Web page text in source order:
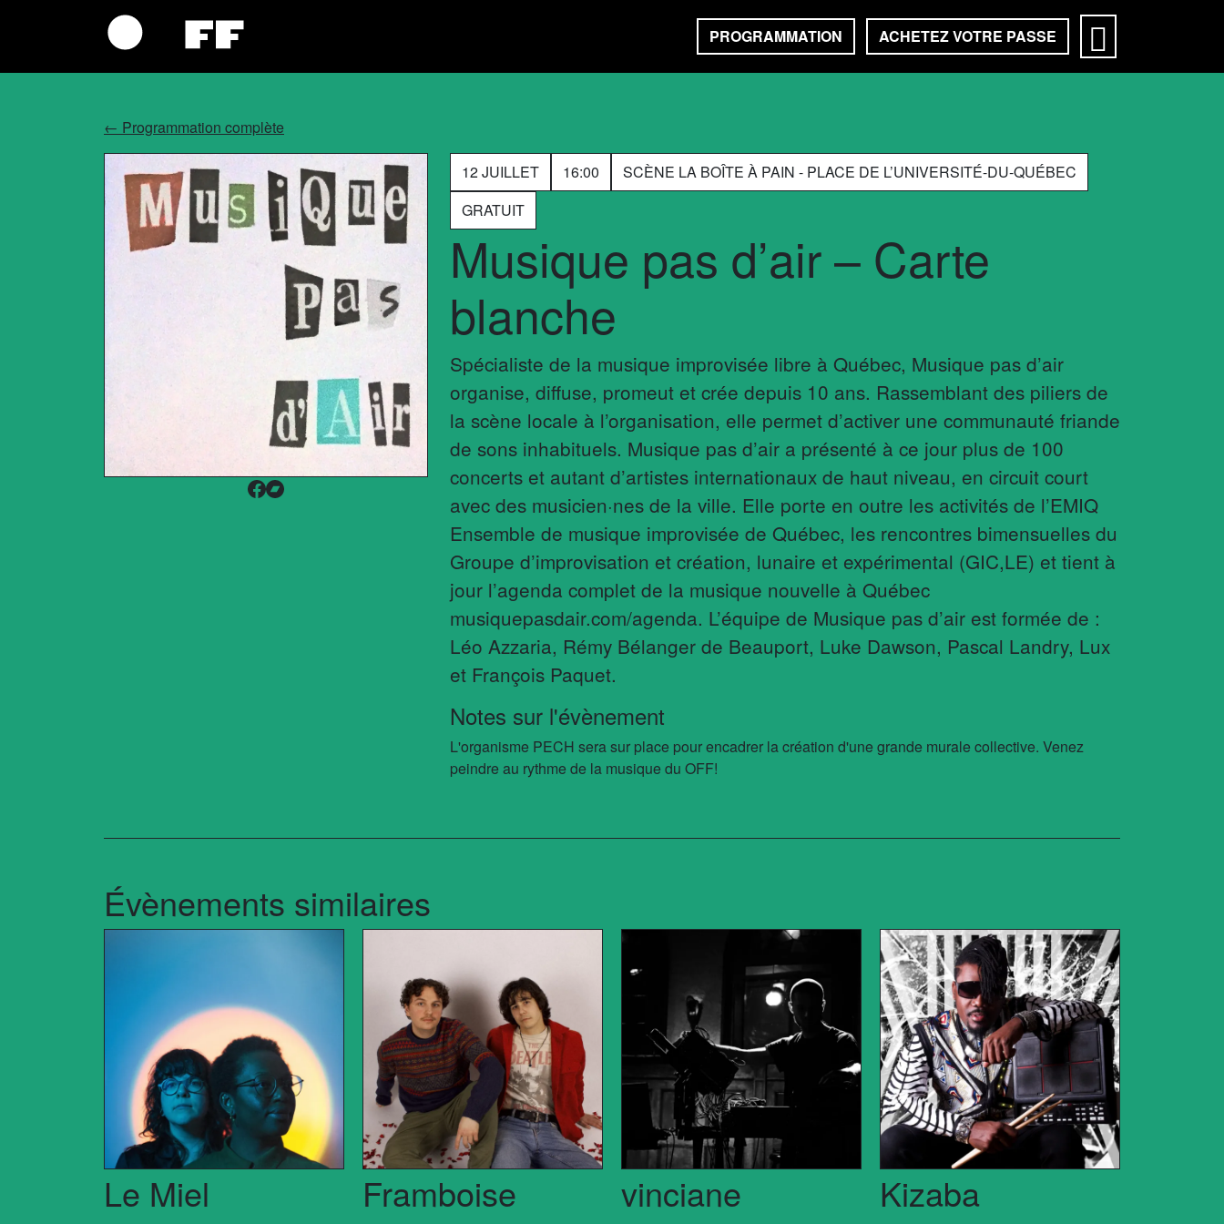
PROGRAMMATION ACHETEZ VOTRE PASSE
← Programmation complète
12 JUILLET 16:00
SCÈNE LA BOÎTE À PAIN - PLACE DE L’UNIVERSITÉ-DU-QUÉBEC
GRATUIT
Musique pas d’air – Carte
blanche
Spécialiste de la musique improvisée libre à Québec, Musique pas d’air
organise, diffuse, promeut et crée depuis 10 ans. Rassemblant des piliers de
la scène locale à l’organisation, elle permet d’activer une communauté friande
de sons inhabituels. Musique pas d’air a présenté à ce jour plus de 100
concerts et autant d’artistes internationaux de haut niveau, en circuit court
avec des musicien·nes de la ville. Elle porte en outre les activités de l’EMIQ
Ensemble de musique improvisée de Québec, les rencontres bimensuelles du
Groupe d’improvisation et création, lunaire et expérimental (GIC,LE) et tient à
jour l’agenda complet de la musique nouvelle à Québec
musiquepasdair.com/agenda. L’équipe de Musique pas d’air est formée de :
Léo Azzaria, Rémy Bélanger de Beauport, Luke Dawson, Pascal Landry, Lux
et François Paquet.
Notes sur l'évènement
L'organisme PECH sera sur place pour encadrer la création d'une grande murale collective. Venez
peindre au rythme de la musique du OFF!
Évènements similaires
Le Miel Framboise vinciane Kizaba